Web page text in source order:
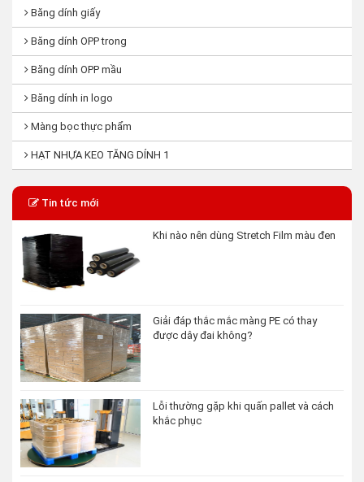
Băng dính giấy
Băng dính OPP trong
Băng dính OPP mầu
Băng dính in logo
Màng bọc thực phẩm
HẠT NHỰA KEO TĂNG DÍNH 1
Tin tức mới
Khi nào nên dùng Stretch Film màu đen
Giải đáp thắc mắc màng PE có thay
được dây đai không?
Lỗi thường gặp khi quấn pallet và cách
khắc phục